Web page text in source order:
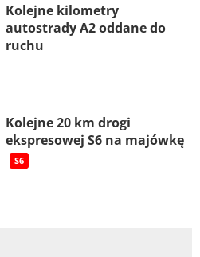
Kolejne kilometry
autostrady A2 oddane do
ruchu
Kolejne 20 km drogi
ekspresowej S6 na majówkę
S6